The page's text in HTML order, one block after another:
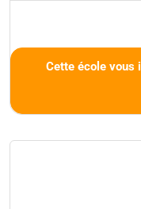
Cette école vous